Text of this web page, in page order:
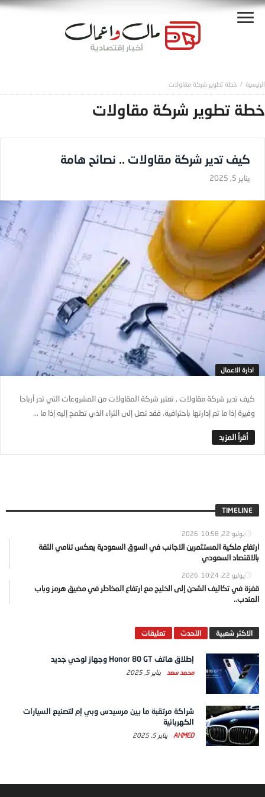
خطة تطوير شركة مقاولات
خطة تطوير شركة مقاولات
كيف تدير شركة مقاولات .. نصائح هامة
يناير 5, 2025
ادارة الاعمال
كيف تدير شركة مقاولات , تعتبر شركة المقاولات من المشروعات التي تدر أرباحا
وفيرة إذا ما تم إدارتها باحترافية. فقد تصل إلى الثراء الذي تطمح إليه إذا ما ...
TIMELINE
يوليو 22, 2026 10:58
ارتفاع ملكية المستثمرين الاجانب في السوق السعودية يعكس تنامي الثقة
بالاقتصاد السعودي
يوليو 22, 2026 10:24
قفزة في تكاليف الشحن إلى الخليج مع ارتفاع المخاطر في مضيق هرمز وباب
المندب..
الاكثر شعبية الآحدث تعليقات
إطلاق هاتف Honor 80 GT وجهاز لوحي جديد
محمد سعد يناير 5, 2025
شراكة مرتقبة ما بين مرسيدس وبي إم لتصنيع السيارات
الكهربائية
AHMED يناير 5, 2025